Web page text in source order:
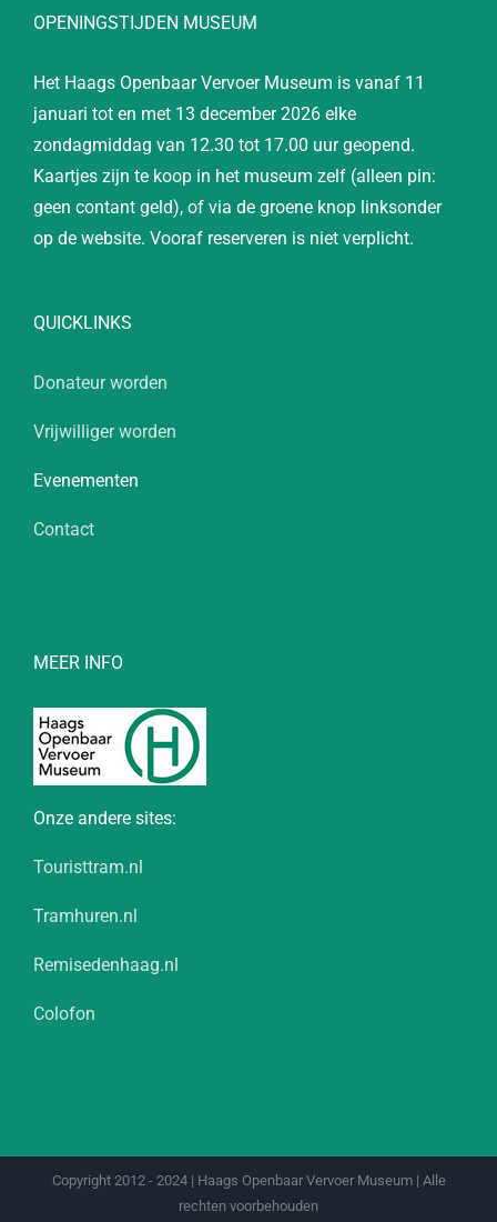
OPENINGSTIJDEN MUSEUM
Het Haags Openbaar Vervoer Museum is vanaf 11
januari tot en met 13 december 2026 elke
zondagmiddag van 12.30 tot 17.00 uur geopend.
Kaartjes zijn te koop in het museum zelf (alleen pin:
geen contant geld), of via de groene knop linksonder
op de website. Vooraf reserveren is niet verplicht.
QUICKLINKS
Donateur worden
Vrijwilliger worden
Evenementen
Contact
MEER INFO
Onze andere sites:
Touristtram.nl
Tramhuren.nl
Remisedenhaag.nl
Colofon
Copyright 2012 - 2024 | Haags Openbaar Vervoer Museum | Alle
rechten voorbehouden